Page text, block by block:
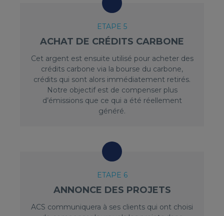
ETAPE 5
ACHAT DE CRÉDITS CARBONE
Cet argent est ensuite utilisé pour acheter des
crédits carbone via la bourse du carbone,
crédits qui sont alors immédiatement retirés.
Notre objectif est de compenser plus
d’émissions que ce qui a été réellement
généré.
ETAPE 6
ANNONCE DES PROJETS
ACS communiquera à ses clients qui ont choisi